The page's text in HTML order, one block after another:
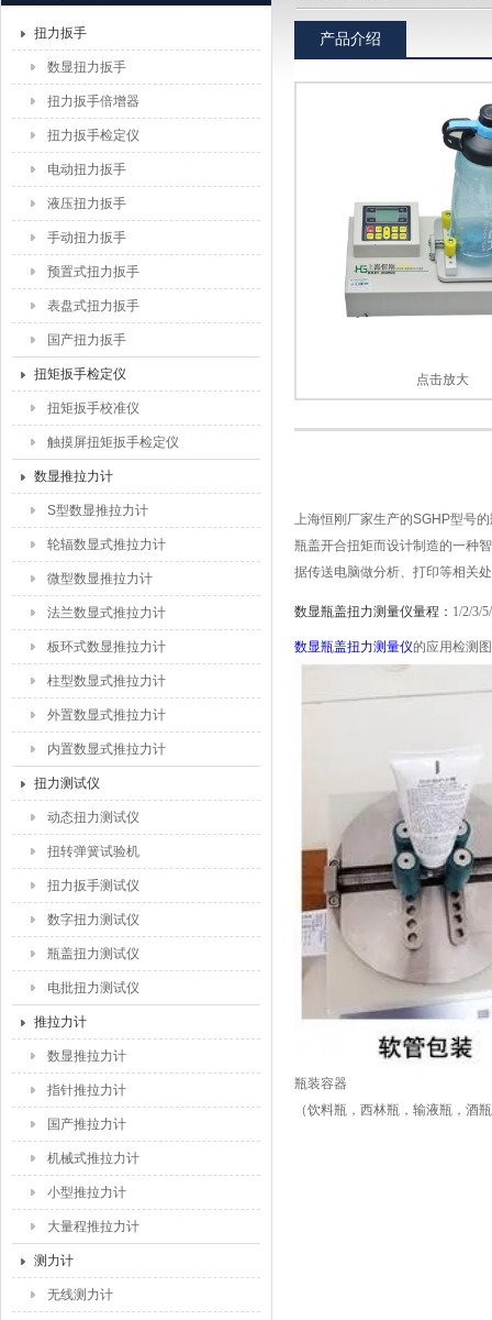
扭力扳手
数显扭力扳手
扭力扳手倍增器
扭力扳手检定仪
电动扭力扳手
液压扭力扳手
手动扭力扳手
预置式扭力扳手
表盘式扭力扳手
国产扭力扳手
扭矩扳手检定仪
扭矩扳手校准仪
触摸屏扭矩扳手检定仪
数显推拉力计
S型数显推拉力计
轮辐数显式推拉力计
微型数显推拉力计
法兰数显式推拉力计
板环式数显推拉力计
柱型数显式推拉力计
外置数显式推拉力计
内置数显式推拉力计
扭力测试仪
动态扭力测试仪
扭转弹簧试验机
扭力扳手测试仪
数字扭力测试仪
瓶盖扭力测试仪
电批扭力测试仪
推拉力计
数显推拉力计
指针推拉力计
国产推拉力计
机械式推拉力计
小型推拉力计
大量程推拉力计
测力计
无线测力计
产品介绍
点击放大
上海恒刚厂家生产的SGHP型号
瓶盖开合扭矩而设计制造的一种
据传送电脑做分析、打印等相关
数显瓶盖扭力测量仪量程： 1/2/3/
数显瓶盖扭力测量仪的应用检测
瓶装容器
（饮料瓶，西林瓶，输液瓶，酒